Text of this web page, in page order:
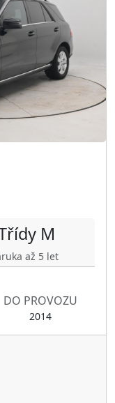
M
až 5 let
DO PROVOZU
2014